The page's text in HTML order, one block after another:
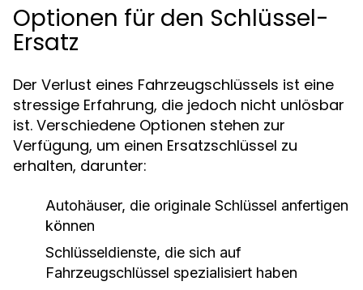
Optionen für den Schlüssel-
Ersatz
Der Verlust eines Fahrzeugschlüssels ist eine
stressige Erfahrung, die jedoch nicht unlösbar
ist. Verschiedene Optionen stehen zur
Verfügung, um einen Ersatzschlüssel zu
erhalten, darunter:
Autohäuser, die originale Schlüssel anfertigen
können
Schlüsseldienste, die sich auf
Fahrzeugschlüssel spezialisiert haben